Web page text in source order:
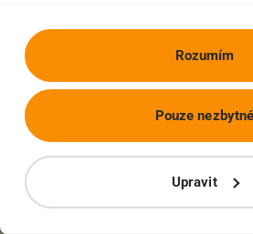
Rozumím
Upravit
Pouze nezbytné